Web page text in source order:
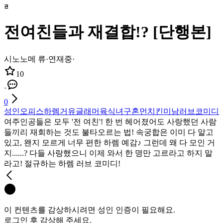
전여친들과 재결합!? [단행본]
시노노메 류·연재중·
10
·
0
성인 오피스하렘거유글래머 육식녀 구혼먼치킨미남러브코미디
여주인공들은 모두 '전 여친'! 한 번 헤어졌어도 사랑했던 사람
들끼리 재회하는 것도 불타오르는 법! 속궁합은 이미 다 알고
있고, 왠지 모르게 너무 편한 하렘 예감♪ 그런데 왜 다 모인 거
지......? 다들 사랑했으니 이제 와서 한 명만 고르라고 하지 말
라고! 절규하는 하렘 러브 코미디!
이 컨텐츠를 감상하시려면 성인 인증이 필요해요.
로그인 후 감상해 주세요.